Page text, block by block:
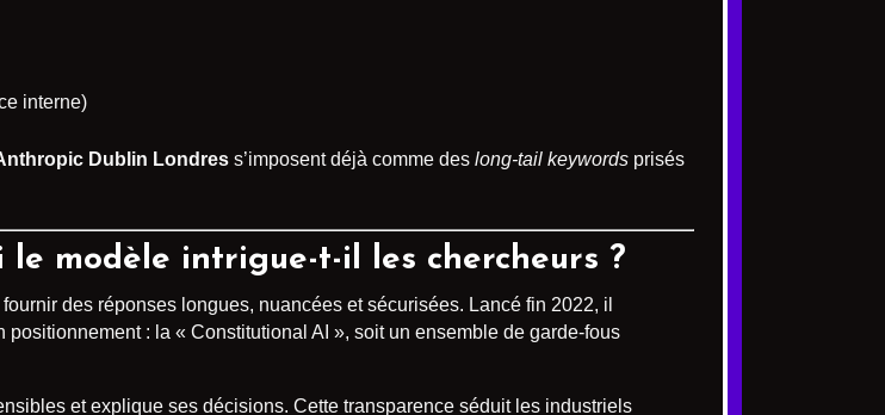
interne)
Dublin Londres s’imposent déjà comme des long-tail keywords prisés
le modèle intrigue-t-il les chercheurs ?
des réponses longues, nuancées et sécurisées. Lancé fin 2022, il
: la « Constitutional AI », soit un ensemble de garde-fous
et explique ses décisions. Cette transparence séduit les industriels